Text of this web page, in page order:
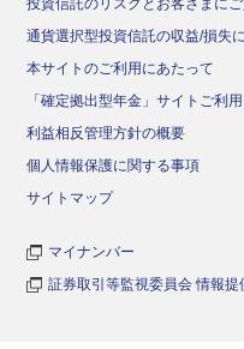
通貨選択型投資信託の収益/損失
本サイトのご利用にあたって
「確定拠出型年金」サイトご利
利益相反管理方針の概要
個人情報保護に関する事項
サイトマップ
マイナンバー
証券取引等監視委員会 情報提